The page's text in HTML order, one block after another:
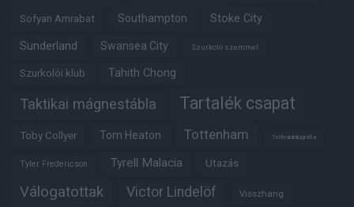
Sofyan Amrabat Southampton Stoke City
Sunderland Swansea City Szurkoló szemmel
Szurkolói klub Tahith Chong
Taktikai mágnestábla Tartalék csapat
Toby Collyer Tom Heaton Tottenham Trófeabibliográfia
Tyler Fredericson Tyrell Malacia Utazás
Válogatottak Victor Lindelöf Visszhang